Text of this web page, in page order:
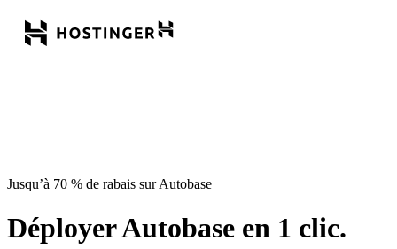
Jusqu’à 70 % de rabais sur Autobase
Déployer Autobase en 1 clic.